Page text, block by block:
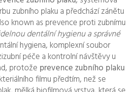
zubního plaku a předchází zánětu
known as prevence proti zubnímu
dentální hygienu a správné
hygiena, komplexní soubor
péče a kontrolní návštěvy u
protože prevence zubního plaku
filmu předtím, než se